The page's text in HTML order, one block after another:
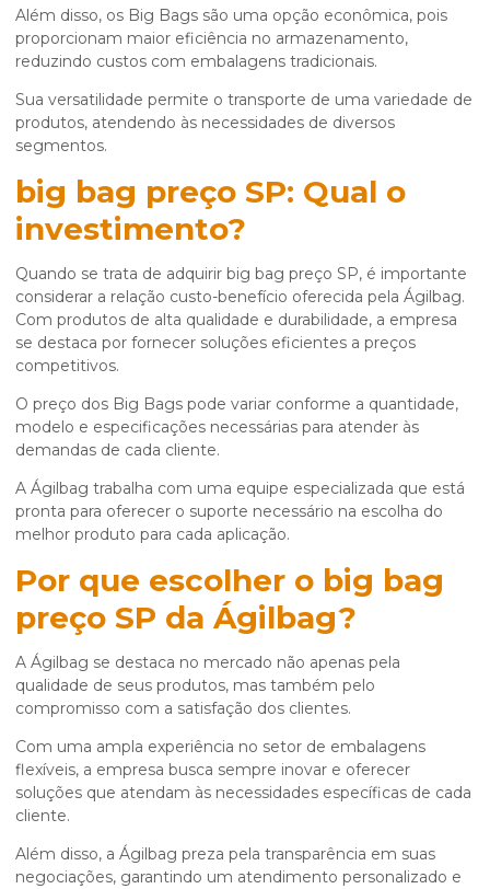
Além disso, os Big Bags são uma opção econômica, pois
proporcionam maior eficiência no armazenamento,
reduzindo custos com embalagens tradicionais.
Sua versatilidade permite o transporte de uma variedade de
produtos, atendendo às necessidades de diversos
segmentos.
big bag preço SP: Qual o
investimento?
Quando se trata de adquirir big bag preço SP, é importante
considerar a relação custo-benefício oferecida pela Ágilbag.
Com produtos de alta qualidade e durabilidade, a empresa
se destaca por fornecer soluções eficientes a preços
competitivos.
O preço dos Big Bags pode variar conforme a quantidade,
modelo e especificações necessárias para atender às
demandas de cada cliente.
A Ágilbag trabalha com uma equipe especializada que está
pronta para oferecer o suporte necessário na escolha do
melhor produto para cada aplicação.
Por que escolher o big bag
preço SP da Ágilbag?
A Ágilbag se destaca no mercado não apenas pela
qualidade de seus produtos, mas também pelo
compromisso com a satisfação dos clientes.
Com uma ampla experiência no setor de embalagens
flexíveis, a empresa busca sempre inovar e oferecer
soluções que atendam às necessidades específicas de cada
cliente.
Além disso, a Ágilbag preza pela transparência em suas
negociações, garantindo um atendimento personalizado e